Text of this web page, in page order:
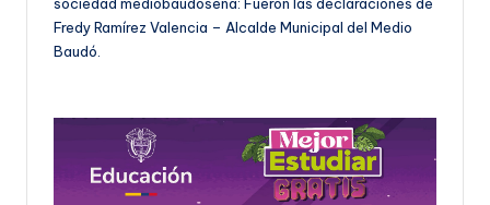
Fredy Ramírez Valencia – Alcalde Municipal del Medio
Baudó.